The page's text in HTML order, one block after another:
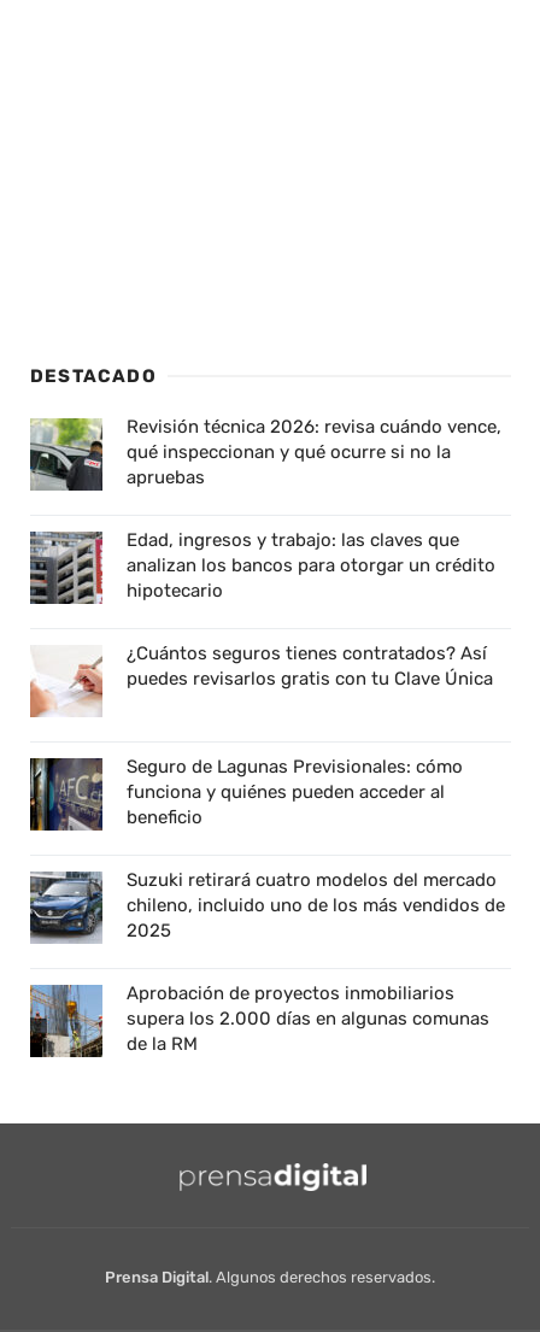
DESTACADO
Revisión técnica 2026: revisa cuándo vence,
qué inspeccionan y qué ocurre si no la
apruebas
Edad, ingresos y trabajo: las claves que
analizan los bancos para otorgar un crédito
hipotecario
¿Cuántos seguros tienes contratados? Así
puedes revisarlos gratis con tu Clave Única
Seguro de Lagunas Previsionales: cómo
funciona y quiénes pueden acceder al
beneficio
Suzuki retirará cuatro modelos del mercado
chileno, incluido uno de los más vendidos de
2025
Aprobación de proyectos inmobiliarios
supera los 2.000 días en algunas comunas
de la RM
Prensa Digital. Algunos derechos reservados.